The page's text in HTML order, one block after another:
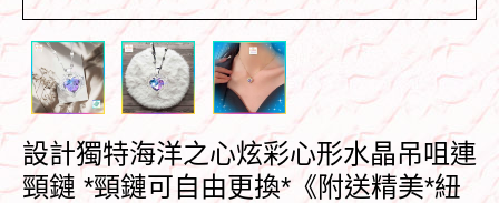
設計獨特海洋之心炫彩心形水晶吊咀連
頸鏈 *頸鏈可自由更換*《附送精美*紐